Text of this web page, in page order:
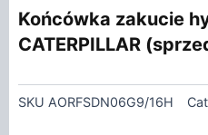
Końcówka zakucie
CATERPILLAR
SKU AORFSDN06G9/16H